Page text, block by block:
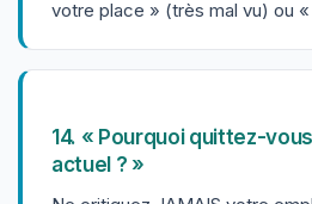
votre place » (très mal vu) ou
14. « Pourquoi quittez-
actuel ? »